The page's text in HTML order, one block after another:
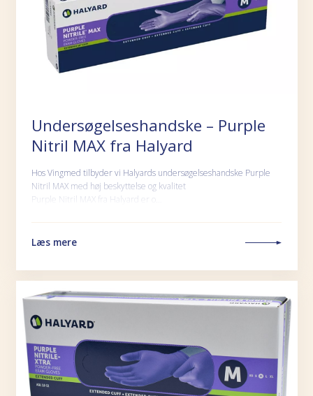
Undersøgelseshandske – Purple
Nitril MAX fra Halyard
Hos Vingmed tilbyder vi Halyards undersøgelseshandske Purple
Nitril MAX med høj beskyttelse og kvalitet
Purple Nitril MAX fra Halyard er o…
Læs mere